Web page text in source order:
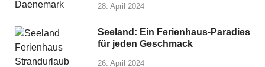
28. April 2024
Seeland: Ein Ferienhaus-Paradies
für jeden Geschmack
26. April 2024